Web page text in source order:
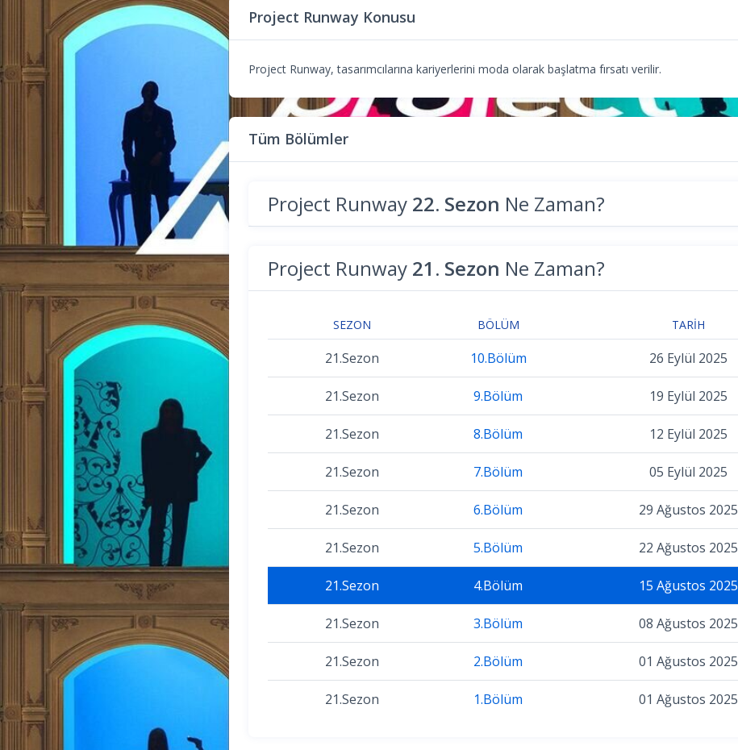
Project Runway Konusu
Project Runway, tasarımcılarına kariyerlerini moda olarak başlatma fırsatı verilir.
Tüm Bölümler
Project Runway 22. Sezon Ne Zaman?
Project Runway 21. Sezon Ne Zaman?
SEZON BÖLÜM TARIH
21.Sezon 10.Bölüm 26 Eylül 2025
21.Sezon 9.Bölüm 19 Eylül 2025
21.Sezon 8.Bölüm 12 Eylül 2025
21.Sezon 7.Bölüm 05 Eylül 2025
21.Sezon 6.Bölüm 29 Ağustos 2025
21.Sezon 5.Bölüm 22 Ağustos 2025
21.Sezon 4.Bölüm 15 Ağustos 2025
21.Sezon 3.Bölüm 08 Ağustos 2025
21.Sezon 2.Bölüm 01 Ağustos 2025
21.Sezon 1.Bölüm 01 Ağustos 2025